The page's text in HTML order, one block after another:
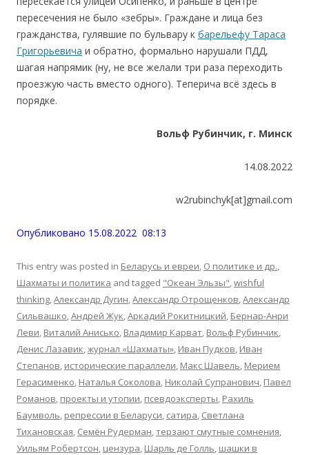
пересечения не было «зебры». Граждане и лица без
гражданства, гулявшие по бульвару к барельефу Тараса
Григорьевича и обратно, формально нарушали ПДД,
шагая напрямик (ну, не все желали три раза переходить
проезжую часть вместо одного). Теперича всё здесь в
порядке.
Вольф Рубинчик, г. Минск
14.08.2022
w2rubinchyk[at]gmail.com
Опубликовано 15.08.2022 08:13
This entry was posted in Беларусь и евреи, О политике и др.,
Шахматы и политика and tagged "Океан Эльзы",wishful
thinking,Александр Дугин,Александр Отрощенков,Александр
Сильвашко,Андрей Жук,Аркадий Рокитницкий, Бернар-Анри
Леви, Виталий Анисько, Владимир Карват, Вольф Рубинчик,
Денис Лазавик,журнал «Шахматы», Иван Пудков, Иван
Степанов, исторические параллели, Макс Шавель, Мерием
Герасименко, Наталья Соколова, Николай Супранович, Павел
Романов, проекты и утопии, псевдоэксперты, Рахиль
Баумволь, репрессии в Беларуси, сатира, Светлана
Тихановская, Семён Рудерман,терзают смутные сомнения,
Уильям Робертсон, цензура, Шарль де Голль, шашки в